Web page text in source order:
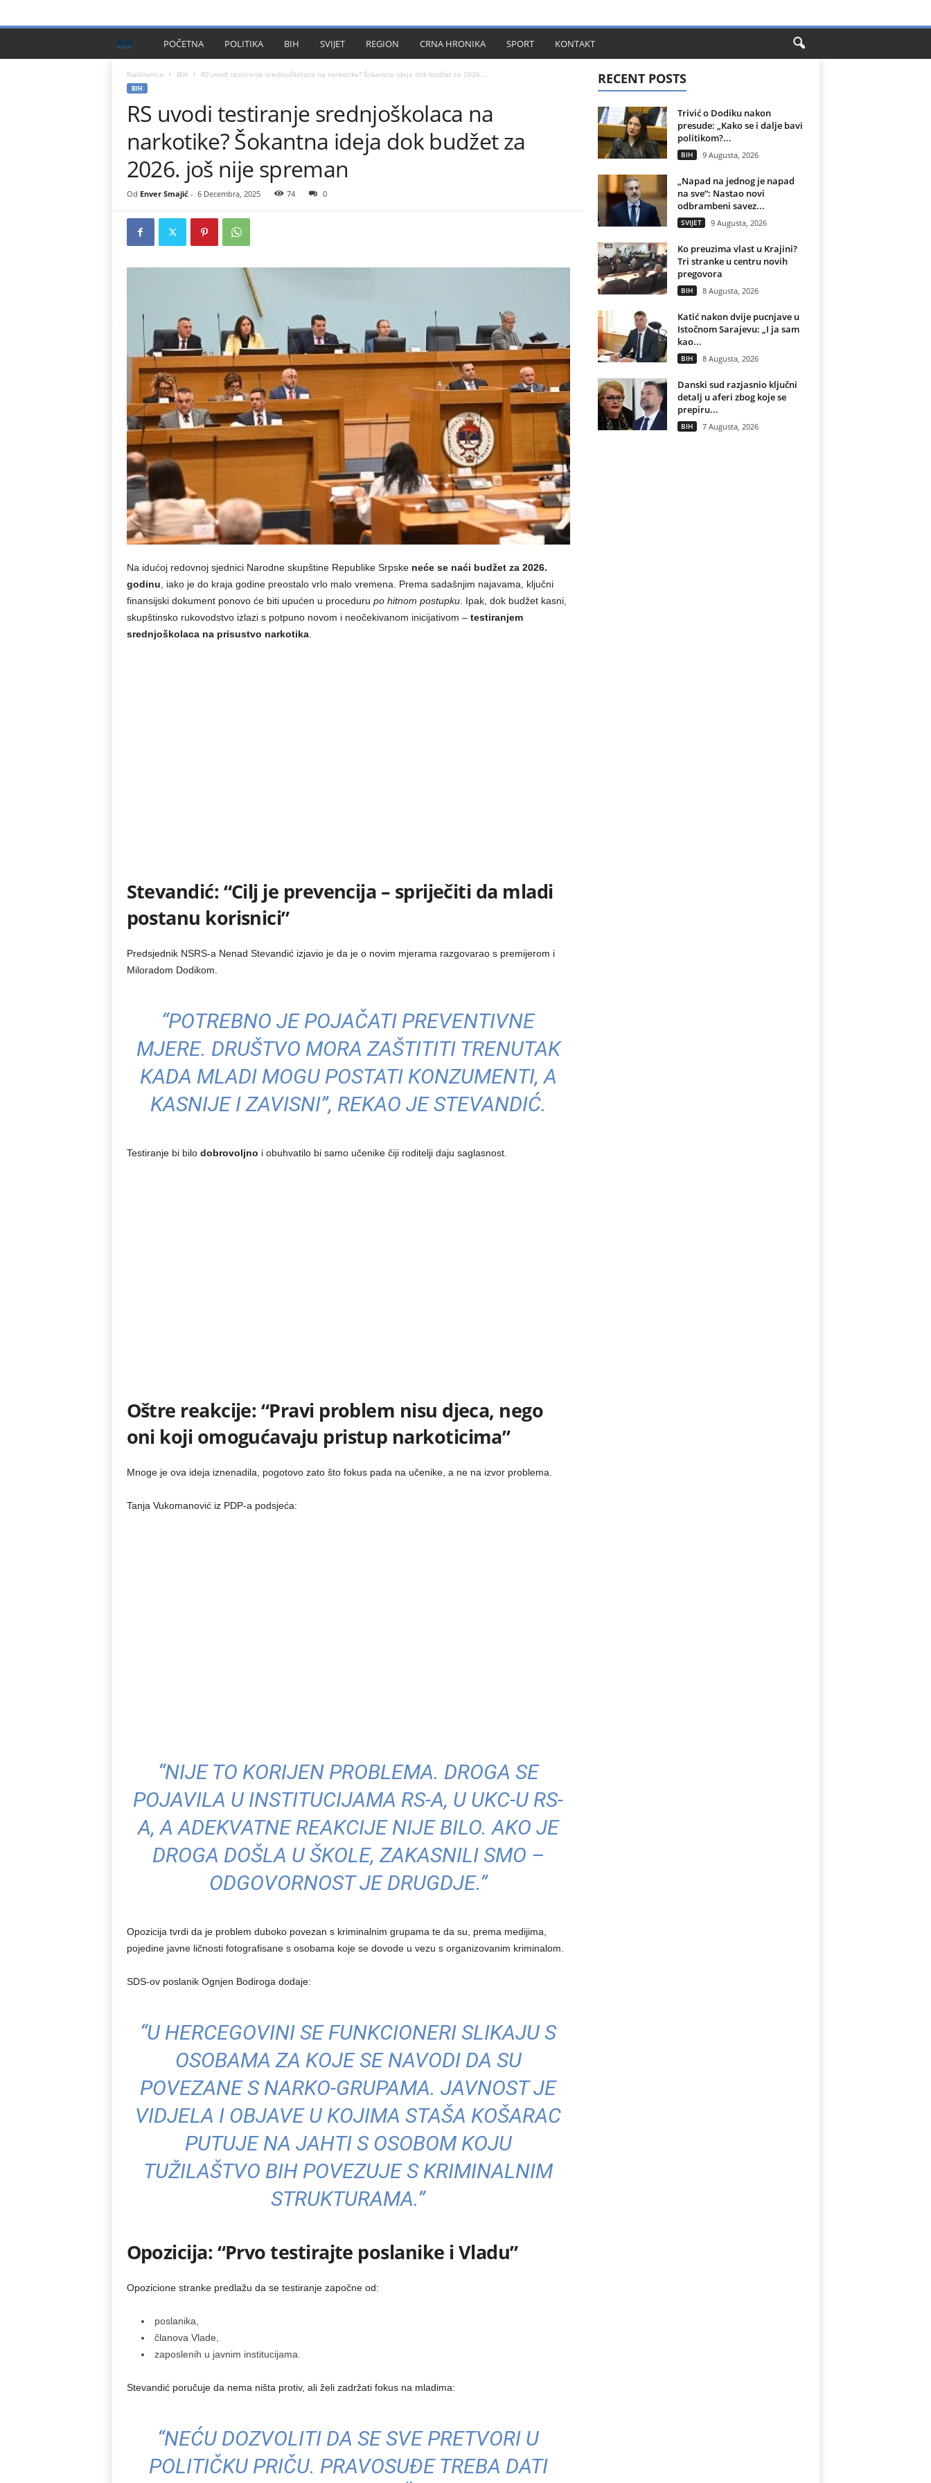
I
l
u
POČETNA POLITIKA BIH SVIJET REGION CRNA HRONIKA SPORT KONTAKT
Naslovnica BIH RS uvodi testiranje srednjoškolaca na narkotike? Šokantna ideja dok budžet za 2026....
BIH
RS uvodi testiranje srednjoškolaca na
narkotike? Šokantna ideja dok budžet za
2026. još nije spreman
Od Enver Smajić- 6 Decembra, 2025 74 0
Na idućoj redovnoj sjednici Narodne skupštine Republike Srpske neće se naći budžet za 2026.
godinu , iako je do kraja godine preostalo vrlo malo vremena. Prema sadašnjim najavama, ključni
finansijski dokument ponovo će biti upućen u proceduru po hitnom postupku. Ipak, dok budžet kasni,
skupštinsko rukovodstvo izlazi s potpuno novom i neočekivanom inicijativom – testiranjem
srednjoškolaca na prisustvo narkotika.
Stevandić: “Cilj je prevencija – spriječiti da mladi
postanu korisnici”
Predsjednik NSRS-a Nenad Stevandić izjavio je da je o novim mjerama razgovarao s premijerom i
Miloradom Dodikom.
“POTREBNO JE POJAČATI PREVENTIVNE
MJERE. DRUŠTVO MORA ZAŠTITITI TRENUTAK
KADA MLADI MOGU POSTATI KONZUMENTI, A
KASNIJE I ZAVISNI”, REKAO JE STEVANDIĆ.
Testiranje bi bilo dobrovoljno i obuhvatilo bi samo učenike čiji roditelji daju saglasnost.
Oštre reakcije: “Pravi problem nisu djeca, nego
oni koji omogućavaju pristup narkoticima”
Mnoge je ova ideja iznenadila, pogotovo zato što fokus pada na učenike, a ne na izvor problema.
Tanja Vukomanović iz PDP-a podsjeća:
“NIJE TO KORIJEN PROBLEMA. DROGA SE
POJAVILA U INSTITUCIJAMA RS-A, U UKC-U RS-
A, A ADEKVATNE REAKCIJE NIJE BILO. AKO JE
DROGA DOŠLA U ŠKOLE, ZAKASNILI SMO –
ODGOVORNOST JE DRUGDJE.”
Opozicija tvrdi da je problem duboko povezan s kriminalnim grupama te da su, prema medijima,
pojedine javne ličnosti fotografisane s osobama koje se dovode u vezu s organizovanim kriminalom.
SDS-ov poslanik Ognjen Bodiroga dodaje:
“U HERCEGOVINI SE FUNKCIONERI SLIKAJU S
OSOBAMA ZA KOJE SE NAVODI DA SU
POVEZANE S NARKO-GRUPAMA. JAVNOST JE
VIDJELA I OBJAVE U KOJIMA STAŠA KOŠARAC
PUTUJE NA JAHTI S OSOBOM KOJU
TUŽILAŠTVO BIH POVEZUJE S KRIMINALNIM
STRUKTURAMA.”
Opozicija: “Prvo testirajte poslanike i Vladu”
Opozicione stranke predlažu da se testiranje započne od:
poslanika,
članova Vlade,
zaposlenih u javnim institucijama.
Stevandić poručuje da nema ništa protiv, ali želi zadržati fokus na mladima:
“NEĆU DOZVOLITI DA SE SVE PRETVORI U
POLITIČKU PRIČU. PRAVOSUĐE TREBA DATI
RECENT POSTS
Trivić o Dodiku nakon
presude: „Kako se i dalje bavi
politikom?...
BIH 9 Augusta, 2026
„Napad na jednog je napad
na sve“: Nastao novi
odbrambeni savez...
SVIJET 9 Augusta, 2026
Ko preuzima vlast u Krajini?
Tri stranke u centru novih
pregovora
BIH 8 Augusta, 2026
Katić nakon dvije pucnjave u
Istočnom Sarajevu: „I ja sam
kao...
BIH 8 Augusta, 2026
Danski sud razjasnio ključni
detalj u aferi zbog koje se
prepiru...
BIH 7 Augusta, 2026